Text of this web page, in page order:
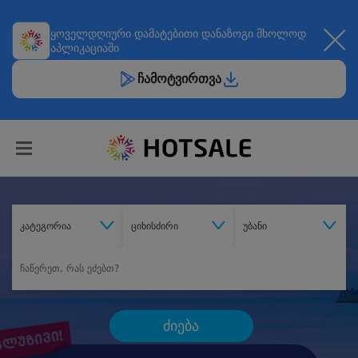
ყოველდღიური დამატებითი დანაზოგი მხოლოდ
აპლიკაციაში
ჩამოტვირთვა
კატეგორია ციხისძირი უბანი
ძიება